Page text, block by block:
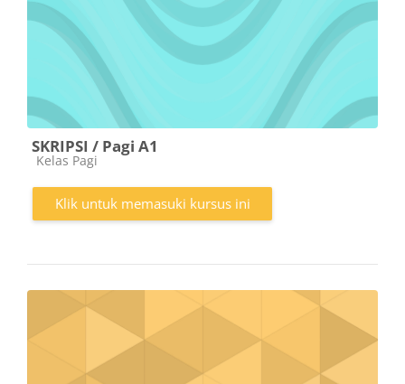
SKRIPSI / Pagi A1
Kategori kursus
Kelas Pagi
Klik untuk memasuki kursus ini